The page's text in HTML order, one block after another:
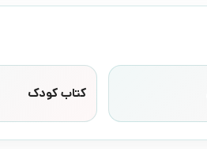
کتاب کودک